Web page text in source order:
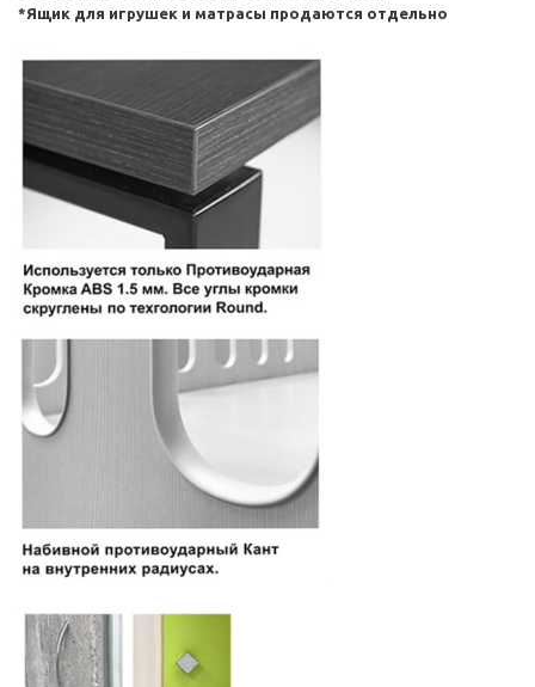
*Ящик для игрушек и матрасы продаются отдельно